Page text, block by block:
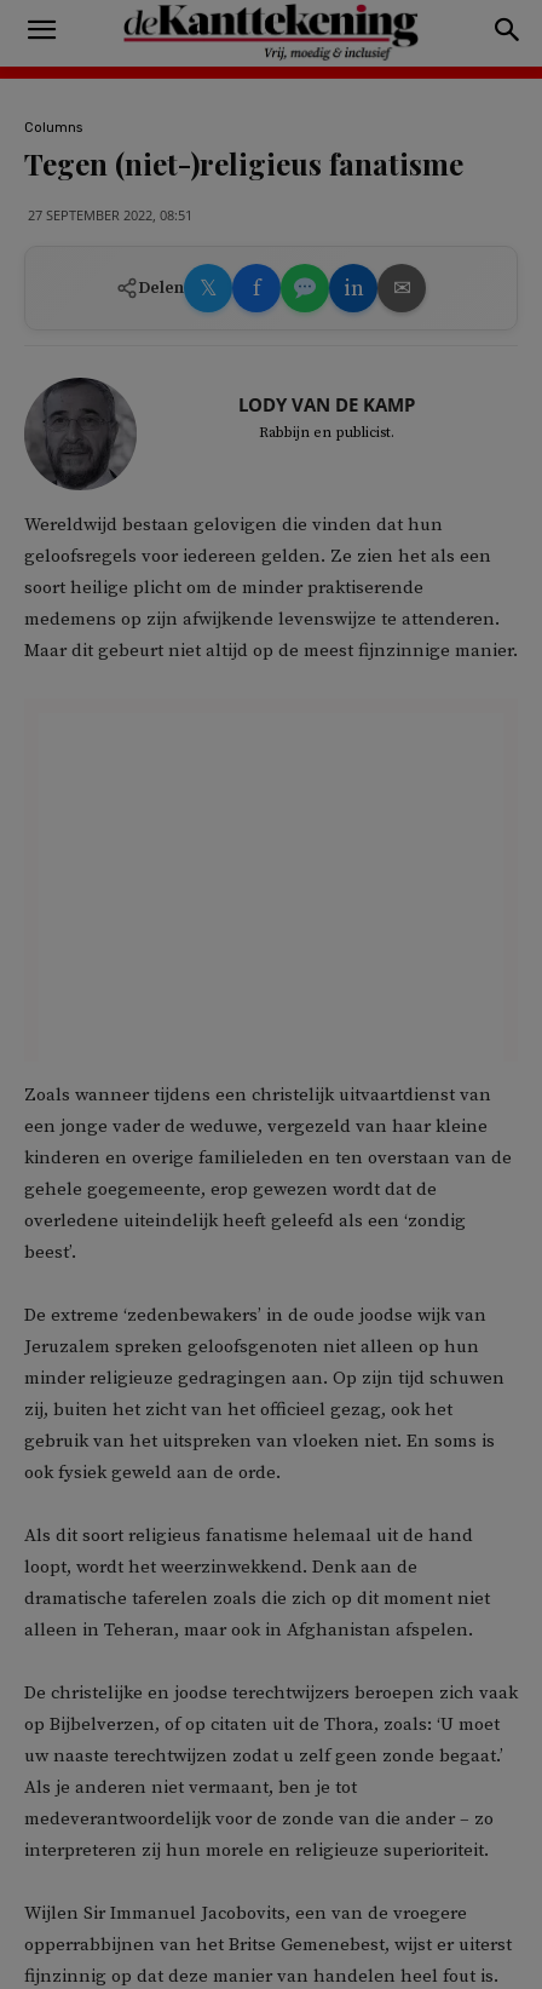
Columns
Tegen (niet-)religieus fanatisme
27 SEPTEMBER 2022, 08:51
Delen 𝕏 f in ✉
LODY VAN DE KAMP
Rabbijn en publicist.
Wereldwijd bestaan gelovigen die vinden dat hun
geloofsregels voor iedereen gelden. Ze zien het als een
soort heilige plicht om de minder praktiserende
medemens op zijn afwijkende levenswijze te attenderen.
Maar dit gebeurt niet altijd op de meest fijnzinnige manier.
Zoals wanneer tijdens een christelijk uitvaartdienst van
een jonge vader de weduwe, vergezeld van haar kleine
kinderen en overige familieleden en ten overstaan van de
gehele goegemeente, erop gewezen wordt dat de
overledene uiteindelijk heeft geleefd als een ‘zondig
beest’.
De extreme ‘zedenbewakers’ in de oude joodse wijk van
Jeruzalem spreken geloofsgenoten niet alleen op hun
minder religieuze gedragingen aan. Op zijn tijd schuwen
zij, buiten het zicht van het officieel gezag, ook het
gebruik van het uitspreken van vloeken niet. En soms is
ook fysiek geweld aan de orde.
Als dit soort religieus fanatisme helemaal uit de hand
loopt, wordt het weerzinwekkend. Denk aan de
dramatische taferelen zoals die zich op dit moment niet
alleen in Teheran, maar ook in Afghanistan afspelen.
De christelijke en joodse terechtwijzers beroepen zich vaak
op Bijbelverzen, of op citaten uit de Thora, zoals: ‘U moet
uw naaste terechtwijzen zodat u zelf geen zonde begaat.’
Als je anderen niet vermaant, ben je tot
medeverantwoordelijk voor de zonde van die ander – zo
interpreteren zij hun morele en religieuze superioriteit.
Wijlen Sir Immanuel Jacobovits, een van de vroegere
opperrabbijnen van het Britse Gemenebest, wijst er uiterst
fijnzinnig op dat deze manier van handelen heel fout is.